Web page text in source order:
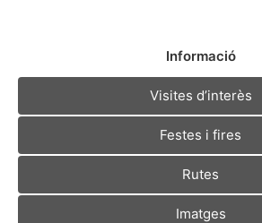
Informació
Visites d’interès
Festes i fires
Rutes
Imatges